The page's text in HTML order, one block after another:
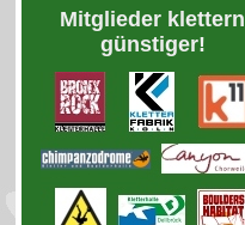
Mitglieder klettern
günstiger!